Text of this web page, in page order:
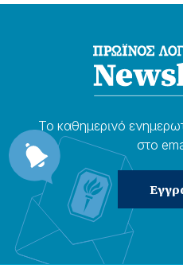
Το καθημερɩνό
στο